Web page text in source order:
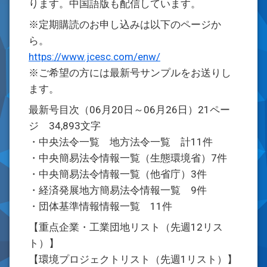
ります。中国語版も配信しています。
※定期購読のお申し込みは以下のページか
ら。
https://www.jcesc.com/enw/
※ご希望の方には最新号サンプルをお送りし
ます。
最新号目次（06月20日～06月26日）21ペー
ジ 34,893文字
・中央法令一覧 地方法令一覧 計11件
・中央簡易法令情報一覧（生態環境省）7件
・中央簡易法令情報一覧（他省庁）3件
・経済発展地方簡易法令情報一覧 9件
・団体基準情報情報一覧 11件
【重点企業・工業団地リスト（先週12リス
ト）】
【環境プロジェクトリスト（先週1リスト）】